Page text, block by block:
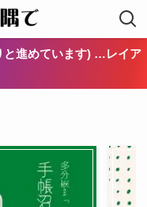
と進めています) …レイア